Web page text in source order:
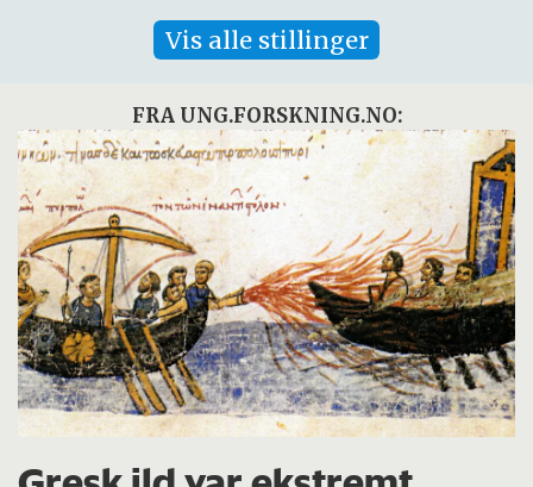
Vis alle stillinger
FRA UNG.FORSKNING.NO: